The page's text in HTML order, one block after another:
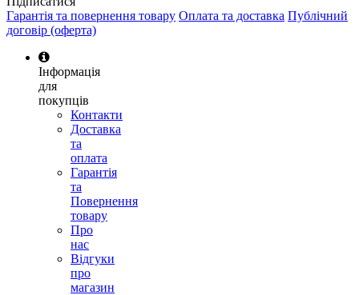
Гарантія та повернення товару Оплата та доставка Публічний
договір (оферта)
Інформація
для
покупців
Контакти
Доставка
та
оплата
Гарантія
та
Повернення
товару
Про
нас
Відгуки
про
магазин